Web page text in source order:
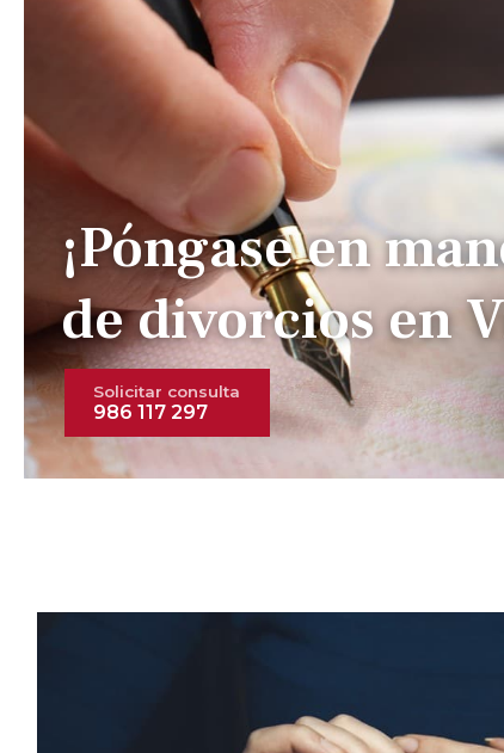
¡Póngase en
de divorcios en
Solicitar consulta
986 117 297